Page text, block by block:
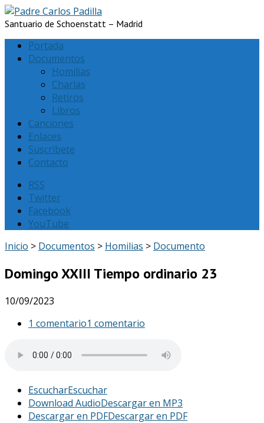
Santuario de Schoenstatt – Madrid
Portada
Documentos
Homilias
Charlas
Retiros
Libros
Canciones
Enlaces
Suscríbete
Contacto
RSS
Twitter
Facebook
YouTube
Inicio > Documentos > Homilias > Documento
Domingo XXIII Tiempo ordinario 23
10/09/2023
1 comentario1 comentario
EscucharEscuchar
Download AudioDescargar en MP3
Descargar en PDFDescargar en PDF